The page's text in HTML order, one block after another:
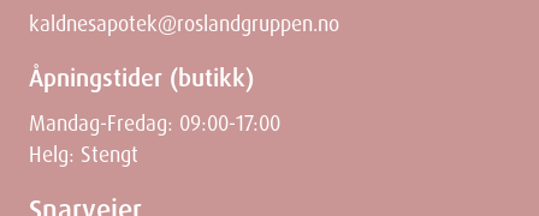
kaldnesapotek@roslandgruppen.no
Åpningstider (butikk)
Mandag-Fredag: 09:00-17:00
Helg: Stengt